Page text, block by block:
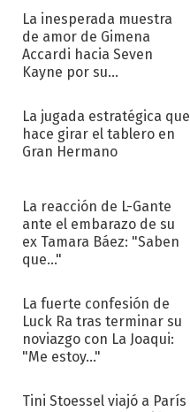
La inesperada muestra
de amor de Gimena
Accardi hacia Seven
Kayne por su
La jugada estratégica que
hace girar el tablero en
Gran Hermano
La reacción de L-Gante
ante el embarazo de su
ex Tamara Báez: "Saben
que..."
La fuerte confesión de
Luck Ra tras terminar su
noviazgo con La Joaqui:
"Me estoy..."
Tini Stoessel viajó a París